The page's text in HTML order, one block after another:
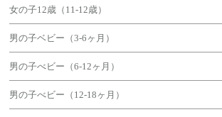
女の子12歳（11-12歳）
男の子ベビー（3-6ヶ月）
男の子べビー（6-12ヶ月）
男の子べビー（12-18ヶ月）